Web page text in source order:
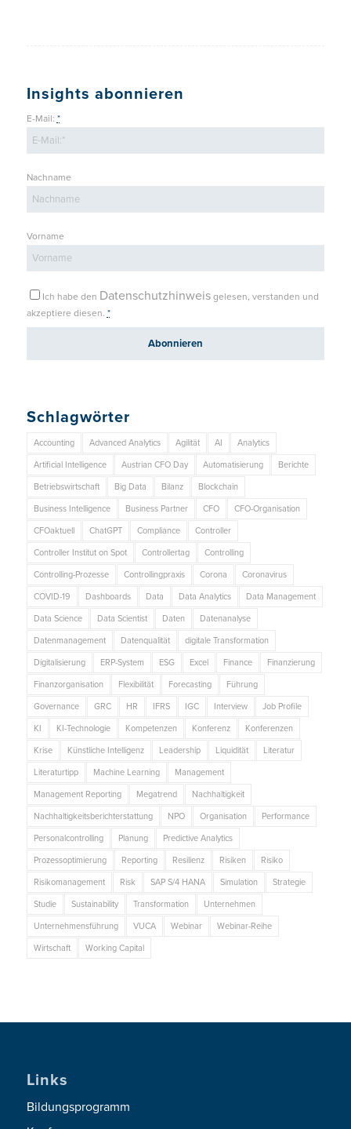
Insights abonnieren
E-Mail: *
Nachname
Vorname
Ich habe den Datenschutzhinweisgelesen, verstanden und
akzeptiere diesen. *
Schlagwörter
Accounting Advanced Analytics Agilität AI Analytics
Artificial Intelligence Austrian CFO Day Automatisierung Berichte
Betriebswirtschaft Big Data Bilanz Blockchain
Business Intelligence Business Partner CFO CFO-Organisation
CFOaktuell ChatGPT Compliance Controller
Controller Institut on Spot Controllertag Controlling
Controlling-Prozesse Controllingpraxis Corona Coronavirus
COVID-19 Dashboards Data Data Analytics Data Management
Data Science Data Scientist Daten Datenanalyse
Datenmanagement Datenqualität digitale Transformation
Digitalisierung ERP-System ESG Excel Finance Finanzierung
Finanzorganisation Flexibilität Forecasting Führung
Governance GRC HR IFRS IGC Interview Job Profile
KI KI-Technologie Kompetenzen Konferenz Konferenzen
Krise Künstliche Intelligenz Leadership Liquidität Literatur
Literaturtipp Machine Learning Management
Management Reporting Megatrend Nachhaltigkeit
Nachhaltigkeitsberichterstattung NPO Organisation Performance
Personalcontrolling Planung Predictive Analytics
Prozessoptimierung Reporting Resilienz Risiken Risiko
Risikomanagement Risk SAP S/4 HANA Simulation Strategie
Studie Sustainability Transformation Unternehmen
Unternehmensführung VUCA Webinar Webinar-Reihe
Wirtschaft Working Capital
Links
Bildungsprogramm